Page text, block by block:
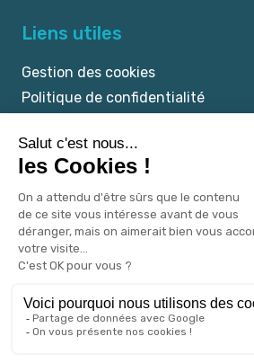
Liens utiles
Gestion des cookies
Politique de confidentialité
CGU
Un service Kookie.pet.